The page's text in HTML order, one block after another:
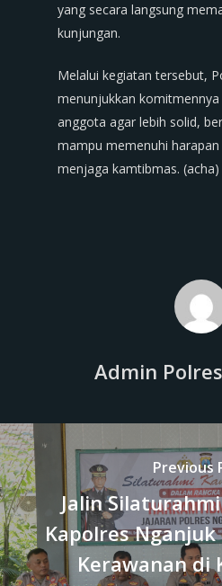
yang secara langsung
kunjungan.
Melalui kegiatan tersebut,
menunjukkan
anggota agar lebih solid,
mampu memenuhi
menjaga kamtibmas. (acha)
Admin
Previous
Jalin
Kapolres
Kerawanan di